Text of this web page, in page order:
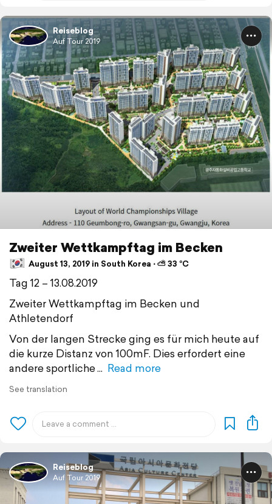
Reiseblog
Auf Tour 2019
Zweiter Wettkampftag im Becken
August 13, 2019 in South Korea ⋅ ⛅ 33 °C
Tag 12 – 13.08.2019
Zweiter Wettkampftag im Becken und
Athletendorf
Von der langen Strecke ging es für mich heute auf
die kurze Distanz von 100mF. Dies erfordert eine
andere sportliche
Read more
See translation
Reiseblog
Auf Tour 2019